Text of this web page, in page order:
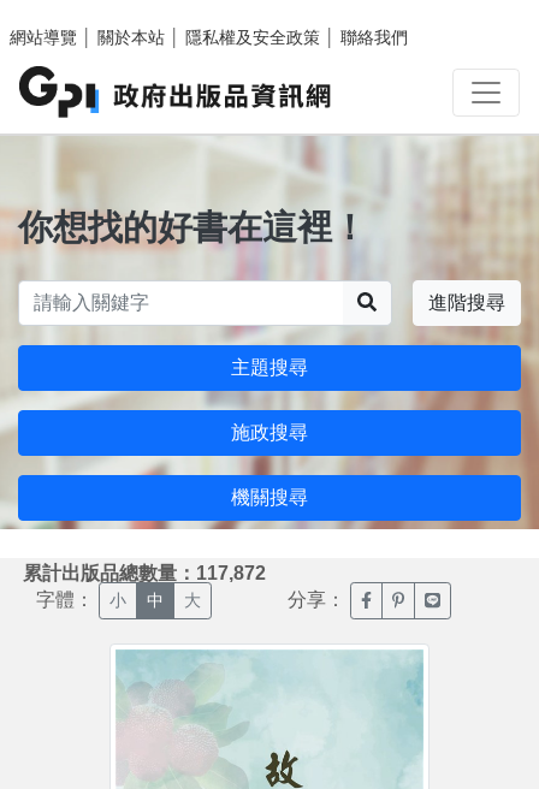
網站導覽
關於本站 隱私權及安全政策 聯絡我們
你想找的好書在這裡！
進階搜尋
主題搜尋
施政搜尋
機關搜尋
累計出版品總數量：117,872
字體： 小 中 大 分享： 臉書分享(另開新視窗)
噗浪分享(另開新
Line分享(另